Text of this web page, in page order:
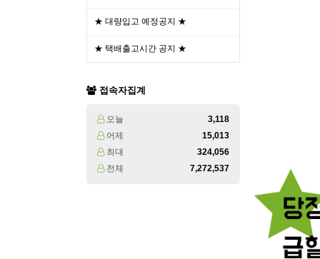
★ 대량입고 예정공지 ★
★ 택배출고시간 공지 ★
접속자집계
오늘
3,118
어제
15,013
최대
324,056
전체
7,272,537